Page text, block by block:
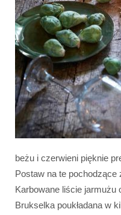
beżu i czerwieni pięknie
Postaw na te
Karbowane liście jarmużu
Brukselka poukładana w